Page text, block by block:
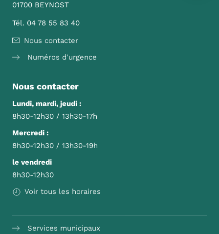
01700 BEYNOST
Tél. 04 78 55 83 40
Nous contacter
Numéros d'urgence
Nous contacter
Lundi, mardi, jeudi :
8h30-12h30 / 13h30-17h
Mercredi :
8h30-12h30 / 13h30-19h
le vendredi
8h30-12h30
Voir tous les horaires
Services municipaux